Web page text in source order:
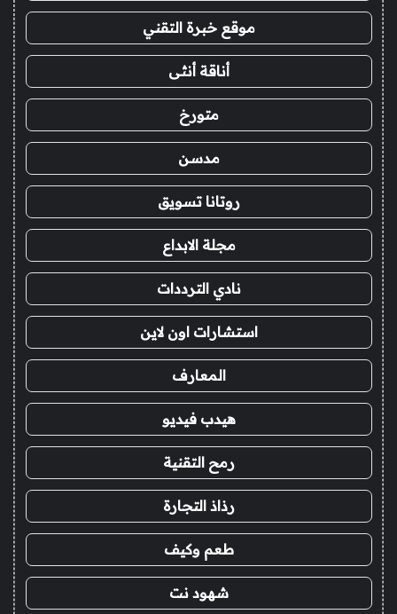
موقع خبرة التقني
أناقة أنثى
متورخ
مدسن
روتانا تسويق
مجلة الابداع
نادي الترددات
استشارات اون لاين
المعارف
هيدب فيديو
رمح التقنية
رذاذ التجارة
طعم وكيف
شهود نت